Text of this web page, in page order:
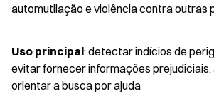
automutilação e violência contra outras
Uso principal: detectar indícios de
evitar fornecer informações prejudiciais,
orientar a busca por ajuda